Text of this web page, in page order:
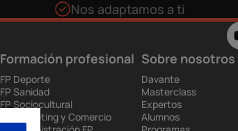
Nos adaptamos a ti
Formación profesional
FP Deporte
FP Sanidad
FP Sociocultural
FP Marketing y Comercio
Sobre nosotros
Davante
Masterclass
Expertos
Alumnos